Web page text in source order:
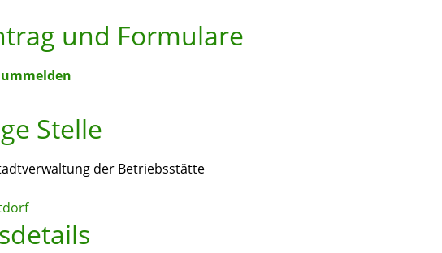
und Formulare
Stelle
der Betriebsstätte